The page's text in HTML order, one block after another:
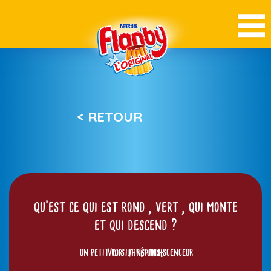
< RETOUR
qu’est ce qui est rond , vert , qui monte
et qui descend ?
Voir la réponse
un petit pois dans un ascenceur